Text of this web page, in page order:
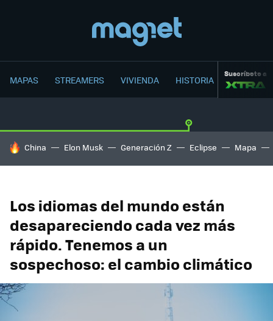
MAPAS STREAMERS VIVIENDA HISTORIA Suscríbete a
HOY SE HABLA DE
China Elon Musk Generación Z Eclipse Mapa
Los idiomas del mundo están
desapareciendo cada vez más
rápido. Tenemos a un
sospechoso: el cambio climático